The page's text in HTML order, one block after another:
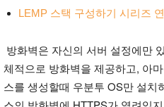
LEMP 스택 구성하기 시리즈
방화벽은 자신의 서버 설정에만
체적으로 방화벽을 제공하고, 아
스를 생성할때 우분투 OS만 설치